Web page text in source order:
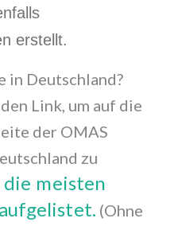
erstellt.
in Deutschland?
Link, um auf die
der OMAS
zu
meisten
(Ohne